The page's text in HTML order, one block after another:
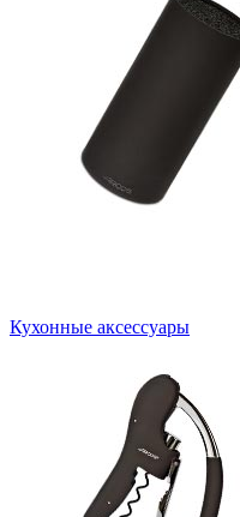
Кухонные аксессуары